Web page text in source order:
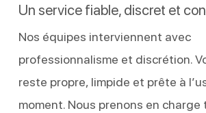
Un service fiable, discret et
Nos équipes interviennent avec
professionnalisme et discrétion.
reste propre, limpide et prête à
moment. Nous prenons en charge